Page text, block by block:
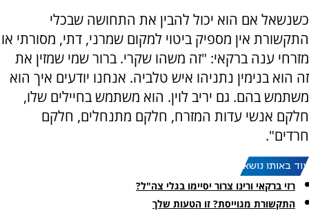
כשנשאל אם הוא יכול להבין את התחושה שבכלי
התקשורת אין מספיק ביטוי למקום שמרני, דתי, מסורתי או
מזרחי ענה ברקאי: "זה משהו שקרי. ברור שמי שמזין את
זה הוא בנימין נתניהו איש טלביה. אנחנו יודעים איך הוא
משתמש בהם. גם יריב לוין. הוא משתמש בחיילים שלו,
חלקם אנשי עדות המזרח, חלקם מתנחלים, חלקם
חרדים".
עוד באותו נושא:
רזי ברקאי ורינו צרור יסיימו בגלי צה"ל?
התקשורת מגוייסת? זו הטעות שלך